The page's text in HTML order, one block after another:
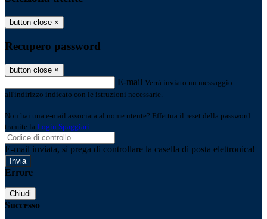
button close ×
Recupero password
button close ×
E-mail Verrà inviato un messaggio
all'indirizzo indicato con le istruzioni necessarie.
Non hai una e-mail associata al nome utente? Effettua il reset della password
tramite la Login Spaggiari
E-mail inviata, si prega di controllare la casella di posta elettronica!
Errore
Chiudi
Successo